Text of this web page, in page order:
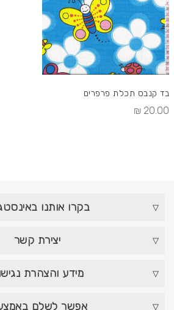
בד קנבס תכלת פרפרים
20.00 ₪
בקרו אותנו
יצירת קשר
מידע והצהרת
אפשר לשלם